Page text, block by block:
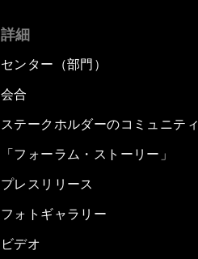
詳細
センター（部門）
会合
ステークホルダーのコミュニティ
「フォーラム・ストーリー」
プレスリリース
フォトギャラリー
ビデオ